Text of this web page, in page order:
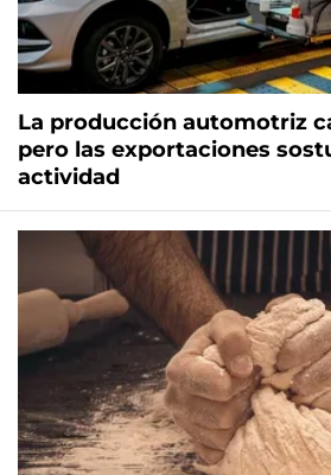
La producción automotriz
pero las exportaciones
actividad